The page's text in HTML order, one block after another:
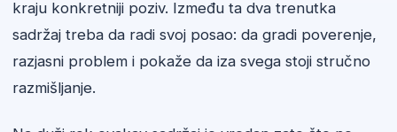
kraju konkretniji poziv. Između ta dva trenutka
sadržaj treba da radi svoj posao: da gradi poverenje,
razjasni problem i pokaže da iza svega stoji stručno
razmišljanje.